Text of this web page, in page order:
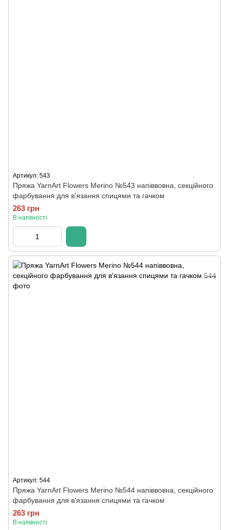
Артикул: 543
Пряжа YarnArt Flowers Merino №543 напіввовна, секційного
фарбування для в'язання спицями та гачком
263 грн
В наявності
Артикул: 544
Пряжа YarnArt Flowers Merino №544 напіввовна, секційного
фарбування для в'язання спицями та гачком
263 грн
В наявності